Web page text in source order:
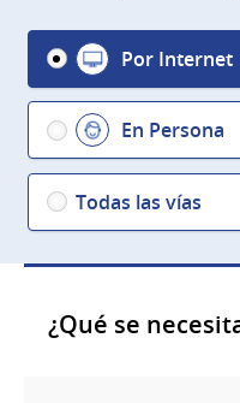
Por Internet
En Persona
Todas las vías
¿Qué se